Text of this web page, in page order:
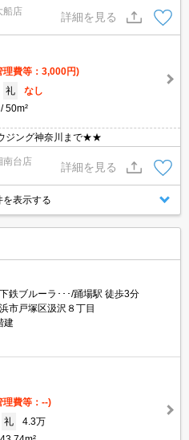
船店
詳細を見る
理費等：3,000円)
礼
なし
50m²
ジング神奈川まで★★
南台店
詳細を見る
を表示する
鉄ブルーラ･･･/踊場駅 徒歩3分
市戸塚区汲沢８丁目
建
理費等：--)
礼
4.3万